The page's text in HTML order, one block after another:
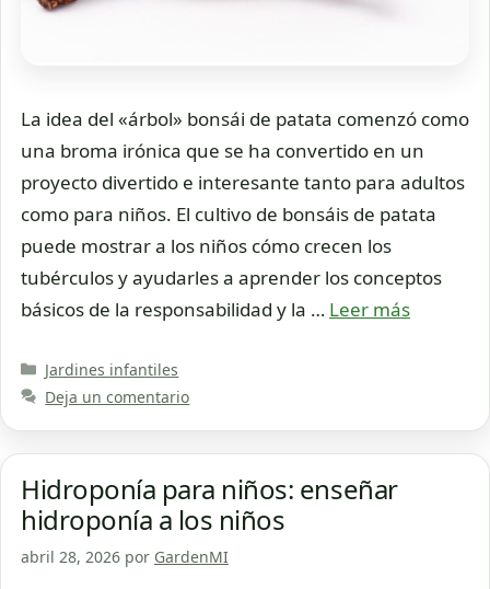
La idea del «árbol» bonsái de patata comenzó como
una broma irónica que se ha convertido en un
proyecto divertido e interesante tanto para adultos
como para niños. El cultivo de bonsáis de patata
puede mostrar a los niños cómo crecen los
tubérculos y ayudarles a aprender los conceptos
básicos de la responsabilidad y la … Leer más
Categorías
Jardines infantiles
Deja un comentario
Hidroponía para niños: enseñar
hidroponía a los niños
abril 28, 2026 por GardenMI